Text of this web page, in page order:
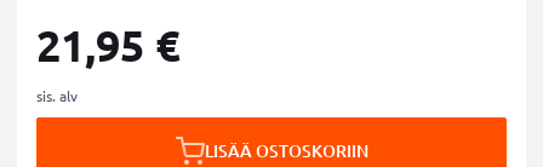
21,95 €
sis. alv
LISÄÄ OSTOSKORIIN